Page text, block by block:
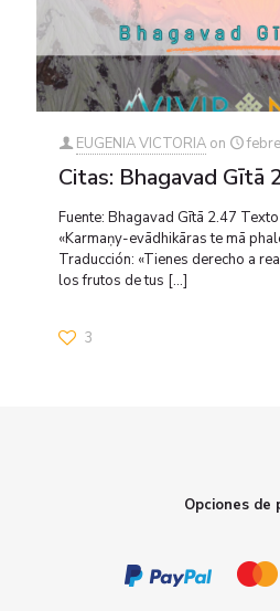
EUGENIA VICTORIA on
Citas: Bhagavad Gītā
Fuente: Bhagavad Gītā 2.47
«Karmaṇy-evādhikāras te mā
Traducción: «Tienes derecho a
los frutos de tus […]
3
Opciones de